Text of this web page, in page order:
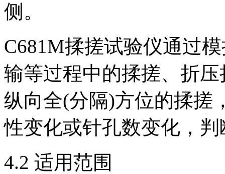
侧。
C681M揉搓试验仪通过
输等过程中的揉搓、折
纵向全(分隔)方位的揉搓
性变化或针孔数变化，
4.2 适用范围